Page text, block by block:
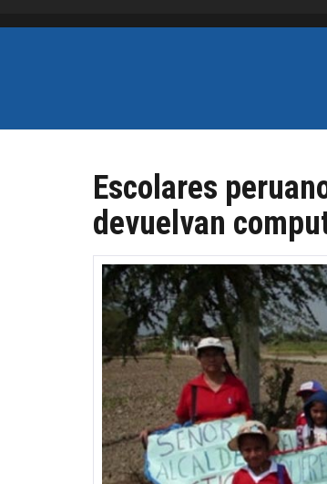
Escolares
devuelvan